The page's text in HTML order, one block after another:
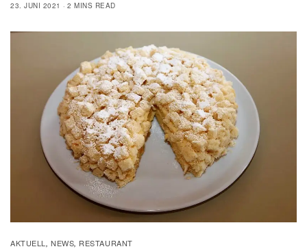
23. JUNI 2021
2 MINS READ
AKTUELL , NEWS, RESTAURANT